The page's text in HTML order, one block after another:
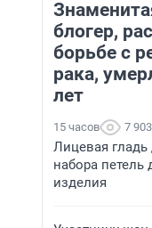
блогер,
борьбе с
рака,
лет
15 часов 7 903
Лицевая гладь
набора петель
изделия